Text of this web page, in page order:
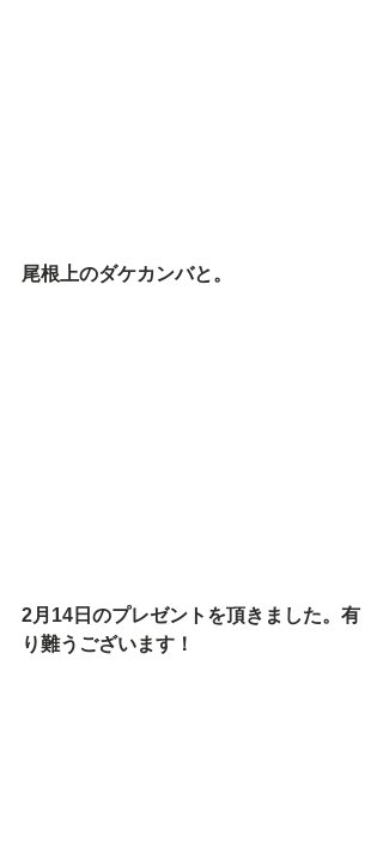
尾根上のダケカンバと。
2月14日のプレゼントを頂きました。有
り難うございます！